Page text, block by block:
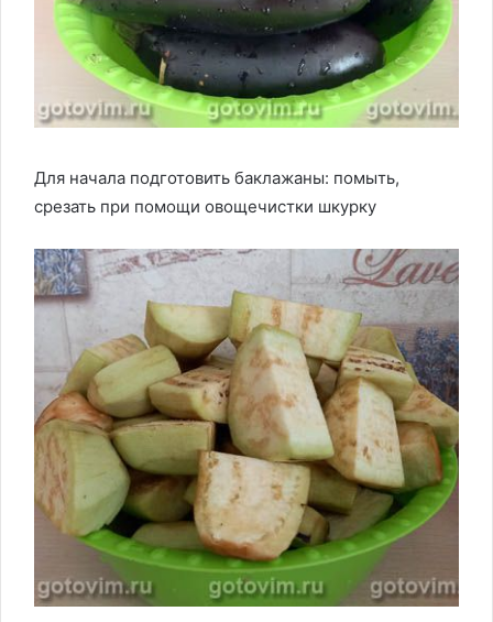
Для начала подготовить баклажаны: помыть,
срезать при помощи овощечистки шкурку